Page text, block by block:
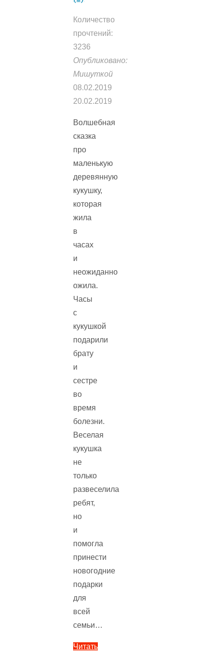
Количество
прочтений:
3236
Опубликовано:
Мишуткой
08.02.2019
20.02.2019
Волшебная
сказка
про
маленькую
деревянную
кукушку,
которая
жила
в
часах
и
неожиданно
ожила.
Часы
с
кукушкой
подарили
брату
и
сестре
во
время
болезни.
Веселая
кукушка
не
только
развеселила
ребят,
но
и
помогла
принести
новогодние
подарки
для
всей
семьи…
Читать